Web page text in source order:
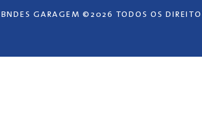
BNDES GARAGEM ©2026 TODOS OS